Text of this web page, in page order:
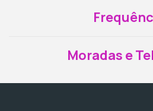
Moradas e